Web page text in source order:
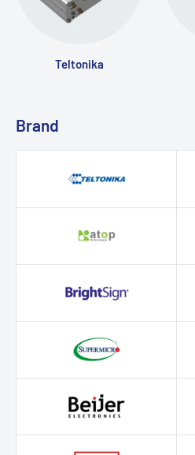
Teltonika
Brand